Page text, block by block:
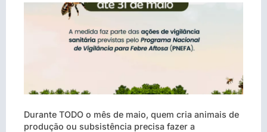
Durante TODO o mês de maio, quem cria animais de
produção ou subsistência precisa fazer a